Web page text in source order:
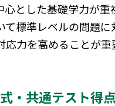
心とした基礎学力が
て標準レベルの問題
応力を高めることが
・共通テスト得